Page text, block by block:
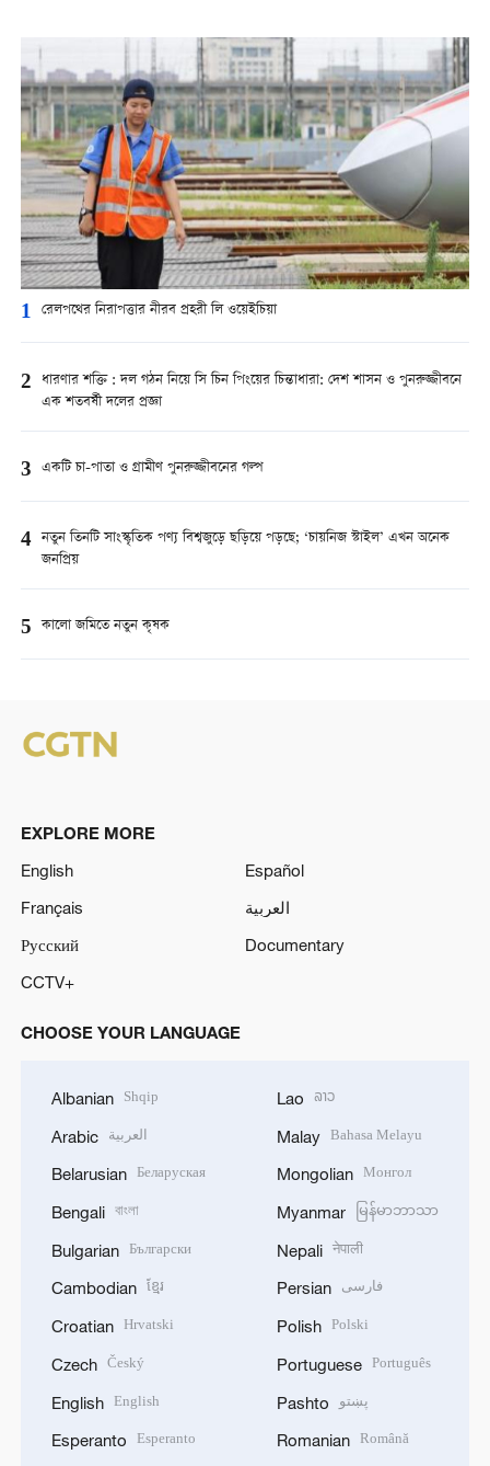
1 রেলপথের নিরাপত্তার নীরব প্রহরী লি ওয়েইচিয়া
2 ধারণার শক্তি : দল গঠন নিয়ে সি চিন পিংয়ের চিন্তাধারা: দেশ শাসন ও পুনরুজ্জীবনে
এক শতবর্ষী দলের প্রজ্ঞা
3 একটি চা-পাতা ও গ্রামীণ পুনরুজ্জীবনের গল্প
4 নতুন তিনটি সাংস্কৃতিক পণ্য বিশ্বজুড়ে ছড়িয়ে পড়ছে; ‘চায়নিজ স্টাইল’ এখন অনেক
জনপ্রিয়
5 কালো জমিতে নতুন কৃষক
EXPLORE MORE
English
Español
Français
العربية
Русский
Documentary
CCTV+
CHOOSE YOUR LANGUAGE
Albanian Shqip
Arabic العربية
Belarusian Беларуская
Bengali বাংলা
Bulgarian Български
Cambodian ខ្មែរ
Croatian Hrvatski
Czech Český
English English
Esperanto Esperanto
Lao ລາວ
Malay Bahasa Melayu
Mongolian Монгол
Myanmar မြန်မာဘာသာ
Nepali नेपाली
Persian فارسی
Polish Polski
Portuguese Português
Pashto پښتو
Romanian Română